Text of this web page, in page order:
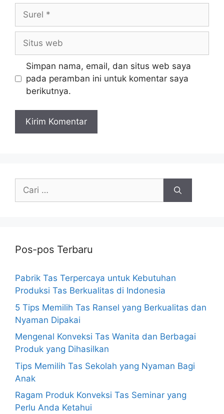
web
Simpan nama, email, dan situs web saya
pada peramban ini untuk komentar saya
berikutnya.
Cari
Pos-pos Terbaru
Pabrik Tas Terpercaya untuk Kebutuhan
Produksi Tas Berkualitas di Indonesia
5 Tips Memilih Tas Ransel yang Berkualitas dan
Nyaman Dipakai
Mengenal Konveksi Tas Wanita dan Berbagai
Produk yang Dihasilkan
Tips Memilih Tas Sekolah yang Nyaman Bagi
Anak
Ragam Produk Konveksi Tas Seminar yang
Perlu Anda Ketahui